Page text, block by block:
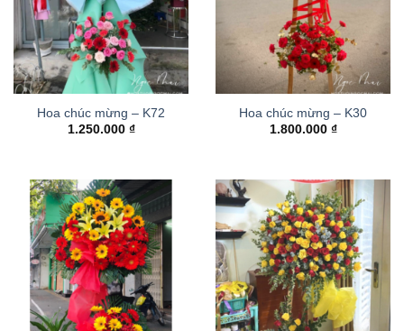
Hoa chúc mừng – K72
1.250.000 ₫
Hoa chúc mừng – K30
1.800.000 ₫